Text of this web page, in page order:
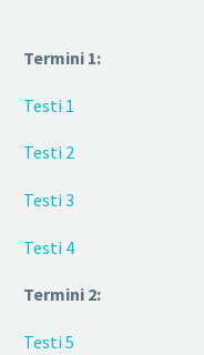
Termini 1:
Testi 1
Testi 2
Testi 3
Testi 4
Termini 2:
Testi 5